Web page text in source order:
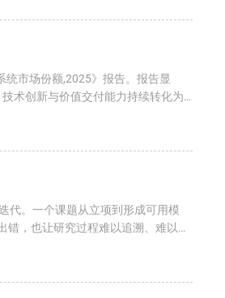
统市场份额,2025》报告。报告显
术创新与价值交付能力持续转化为
代。一个课题从立项到形成可用模
，也让研究过程难以追溯、难以复